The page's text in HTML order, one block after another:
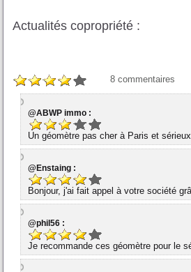
Actualités copropriété :
8 commentaires
@ABWP immo :
Un géomètre pas cher à Paris et sérieux
@Enstaing :
Bonjour, j'ai fait appel à votre société
@phil56 :
Je recommande ces géomètre pour le